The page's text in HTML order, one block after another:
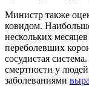
Министр также
ковидом.
нескольких
переболевших
сосудистая
смертности у
заболеваниями